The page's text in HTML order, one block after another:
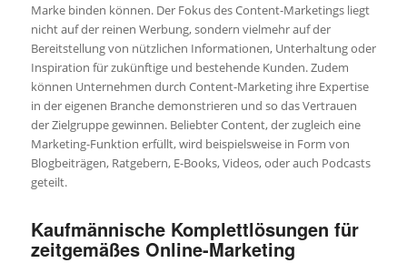
Marke binden können. Der Fokus des Content-Marketings liegt
nicht auf der reinen Werbung, sondern vielmehr auf der
Bereitstellung von nützlichen Informationen, Unterhaltung oder
Inspiration für zukünftige und bestehende Kunden. Zudem
können Unternehmen durch Content-Marketing ihre Expertise
in der eigenen Branche demonstrieren und so das Vertrauen
der Zielgruppe gewinnen. Beliebter Content, der zugleich eine
Marketing-Funktion erfüllt, wird beispielsweise in Form von
Blogbeiträgen, Ratgebern, E-Books, Videos, oder auch Podcasts
geteilt.
Kaufmännische Komplettlösungen für
zeitgemäßes Online-Marketing